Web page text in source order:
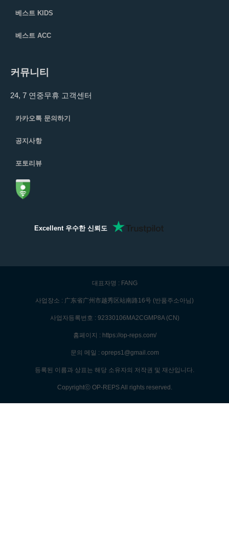
베스트 KIDS
베스트 ACC
커뮤니티
24, 7 연중무휴 고객센터
카카오톡 문의하기
공지사항
포토리뷰
Excellent 우수한 신뢰도
대표자명 : FANG
사업장소 : 广东省广州市越秀区站南路16号 (반품주소아님)
사업자등록번호 : 92330106MA2CGMP8A (CN)
홈페이지 : https://op-reps.com/
문의 메일 : opreps1@gmail.com
등록된 이름과 상표는 해당 소유자의 저작권 및 재산입니다.
Copyrightⓒ OP-REPS All rights reserved.